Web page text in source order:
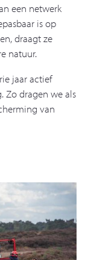
een netwerk
is op
draagt ze
natuur.
jaar actief
Zo dragen we als
van